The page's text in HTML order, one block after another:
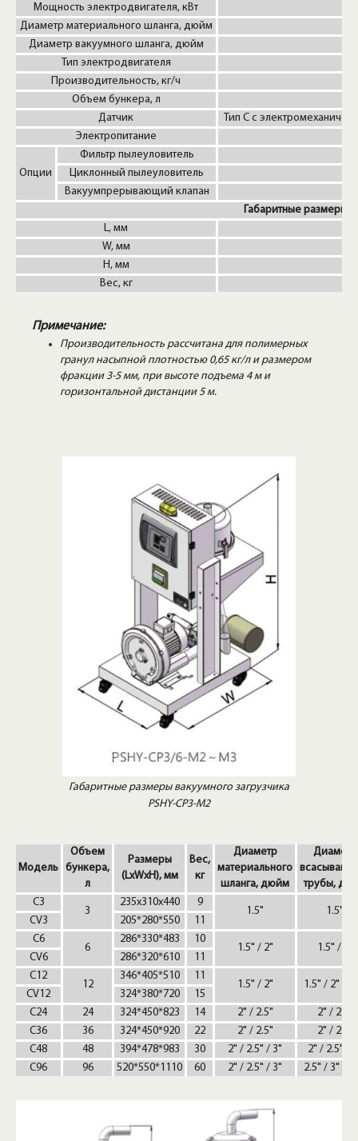
Мощность электродвигателя, кВт
Диаметр материального шланга, дюйм
Диаметр вакуумного шланга, дюйм
Тип электродвигателя
Производительность, кг/ч
Объем бункера, л
Датчик
Тип С с
Электропитание
Опции
Фильтр пылеуловитель
Циклонный пылеуловитель
Вакуумпрерывающий клапан
Габаритные размеры
L, мм
W, мм
H, мм
Вес, кг
Примечание:
Производительность рассчитана для полимерных
гранул насыпной плотностью 0,65 кг/л и размером
фракции 3-5 мм, при высоте подъема 4 м и
горизонтальной дистанции 5 м.
Габаритные размеры вакуумного загрузчика
PSHY-CP3-M2
Модель
Объем
бункера,
л
Размеры
(LxWxH), мм
Вес,
кг
Диаметр
материального
шланга, дюйм
Диаметр
трубы,
C3
3
235x310x440 9
1.5"
1.5"
CV3
205*280*550
11
C6
6
286*330*483 10
1.5" / 2"
1.5" / 2"
CV6
286*320*610
11
C12
12
346*405*510 11
1.5" / 2"
1.5" / 2" /
CV12
324*380*720
15
C24
24 324*450*823 14 2" / 2.5"
2" / 2.5"
C36
36 324*450*920 22 2" / 2.5"
2" / 2.5"
C48
48 394*478*983 30 2" / 2.5" / 3"
2" / 2.5" /
C96
96 520*550*1110 60 2" / 2.5" / 3" 2.5" / 3" /